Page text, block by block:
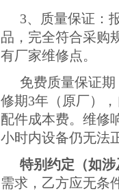
3、质量保证：
品，完全符合采购
有厂家维修点。
免费质量保证
修期3年（原厂）
配件成本费。维修
小时内设备仍无法
特别约定 （如
需求，乙方应无条